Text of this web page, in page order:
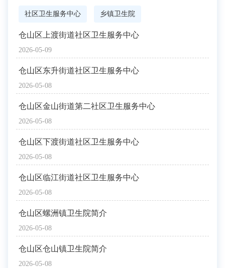
社区卫生服务中心 乡镇卫生院
2026-05-09
仓山区上渡街道社区卫生服务中心
2026-05-08
仓山区东升街道社区卫生服务中心
2026-05-08
仓山区金山街道第二社区卫生服务中心
2026-05-08
仓山区下渡街道社区卫生服务中心
2026-05-08
仓山区临江街道社区卫生服务中心
2026-05-08
仓山区螺洲镇卫生院简介
2026-05-08
仓山区仓山镇卫生院简介